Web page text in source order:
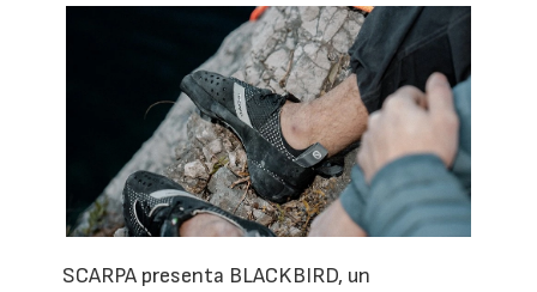
SCARPA presenta BLACKBIRD, un